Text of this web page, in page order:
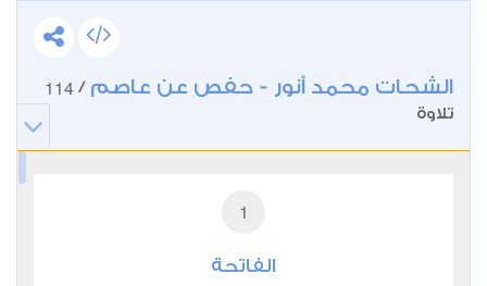
الشحات محمد أنور - حفص عن عاصم /
114
تلاوة
1
الفاتحة